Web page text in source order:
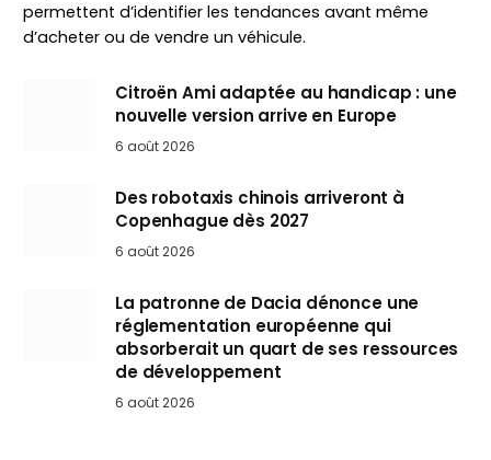
permettent d’identifier les tendances avant même
d’acheter ou de vendre un véhicule.
Citroën Ami adaptée au handicap : une
nouvelle version arrive en Europe
6 août 2026
Des robotaxis chinois arriveront à
Copenhague dès 2027
6 août 2026
La patronne de Dacia dénonce une
réglementation européenne qui
absorberait un quart de ses ressources
de développement
6 août 2026